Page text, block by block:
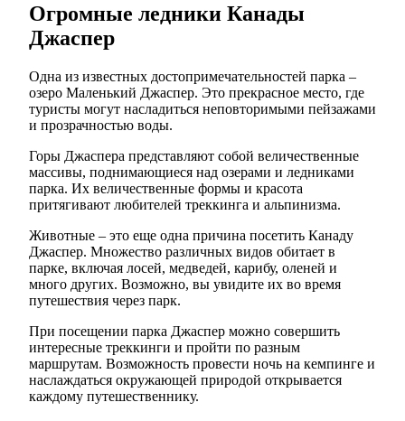
Огромные ледники Канады
Джаспер
Одна из известных достопримечательностей парка –
озеро Маленький Джаспер. Это прекрасное место, где
туристы могут насладиться неповторимыми пейзажами
и прозрачностью воды.
Горы Джаспера представляют собой величественные
массивы, поднимающиеся над озерами и ледниками
парка. Их величественные формы и красота
притягивают любителей треккинга и альпинизма.
Животные – это еще одна причина посетить Канаду
Джаспер. Множество различных видов обитает в
парке, включая лосей, медведей, карибу, оленей и
много других. Возможно, вы увидите их во время
путешествия через парк.
При посещении парка Джаспер можно совершить
интересные треккинги и пройти по разным
маршрутам. Возможность провести ночь на кемпинге и
наслаждаться окружающей природой открывается
каждому путешественнику.